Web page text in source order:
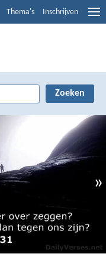
Thema's Inschrijven
»